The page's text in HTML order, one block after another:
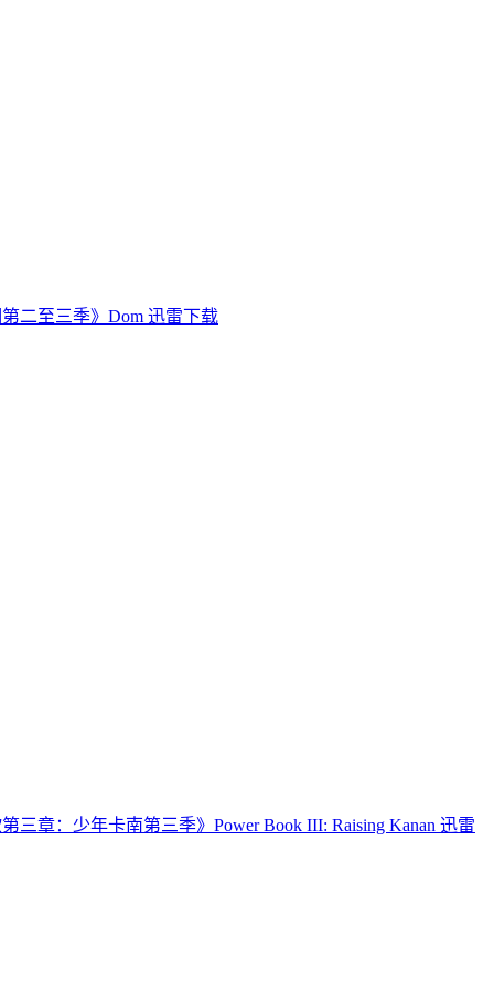
二至三季》Dom 迅雷下载
三章：少年卡南第三季》Power Book III: Raising Kanan 迅雷